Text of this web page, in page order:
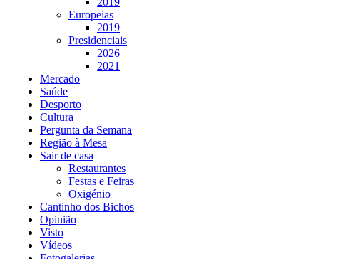
Europeias
2019
Presidenciais
2026
2021
Mercado
Saúde
Desporto
Cultura
Pergunta da Semana
Região à Mesa
Sair de casa
Restaurantes
Festas e Feiras
Oxigénio
Cantinho dos Bichos
Opinião
Visto
Vídeos